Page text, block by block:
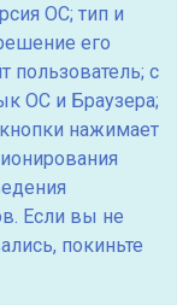
ОС; тип и
его
пользователь; с
ОС и Браузера;
нажимает
Если вы не
покиньте